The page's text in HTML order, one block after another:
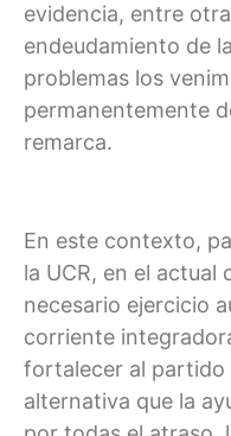
evidencia, entre
endeudamiento de
problemas los
permanentemente
remarca.
En este contexto,
la UCR, en el actual
necesario ejercicio
corriente
fortalecer al partido
alternativa que la